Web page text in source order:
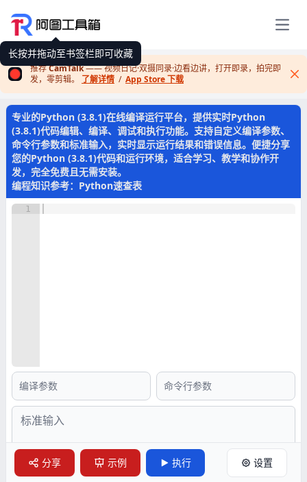
展开
长按并拖动至书签栏即可收藏
推荐CamTalk—— 视频日记·双摄同录·边看边讲，打开即录，拍完即
发，零剪辑。 了解详情 / App Store 下载
专业的Python (3.8.1)在线编译运行平台，提供实时Python
(3.8.1)代码编辑、编译、调试和执行功能。支持自定义编译参数、
命令行参数和标准输入，实时显示运行结果和错误信息。便捷分享
您的Python (3.8.1)代码和运行环境，适合学习、教学和协作开
发，完全免费且无需安装。
编程知识参考： Python速查表
1
分享 示例 执行 设置